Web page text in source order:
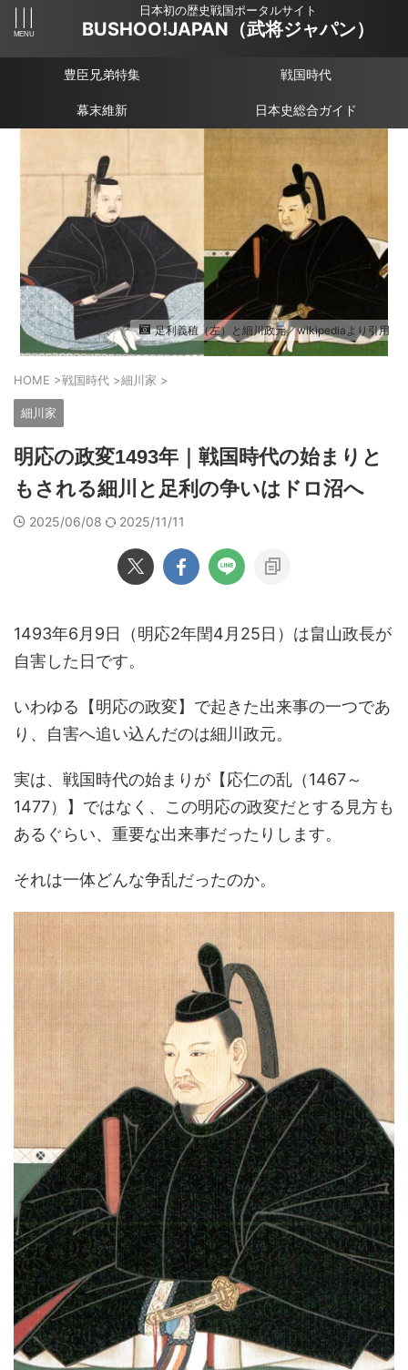
日本初の歴史戦国ポータルサイト
BUSHOO!JAPAN（武将ジャパン）
豊臣兄弟特集 戦国時代
幕末維新 日本史総合ガイド
足利義稙（左）と細川政元／wikipediaより引用
HOME >戦国時代 >細川家 >
細川家
明応の政変1493年｜戦国時代の始まりと
もされる細川と足利の争いはドロ沼へ
2025/06/08 2025/11/11
1493年6月9日（明応2年閏4月25日）は畠山政長が
自害した日です。
いわゆる【明応の政変】で起きた出来事の一つであ
り、自害へ追い込んだのは細川政元。
実は、戦国時代の始まりが【応仁の乱（1467～
1477）】ではなく、この明応の政変だとする見方も
あるぐらい、重要な出来事だったりします。
それは一体どんな争乱だったのか。